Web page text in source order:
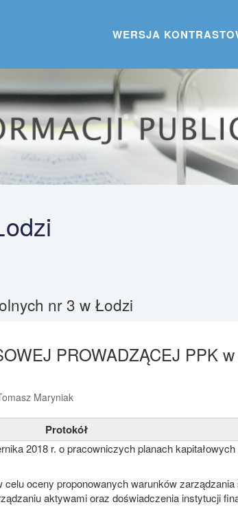
WERSJA
nr 3 w Łodzi
PROWADZĄCEJ PPK
Maryniak
Protokół
2018 r. o pracowniczych planach
celu oceny proponowanych warunków
aktywami oraz doświadczenia instytucji